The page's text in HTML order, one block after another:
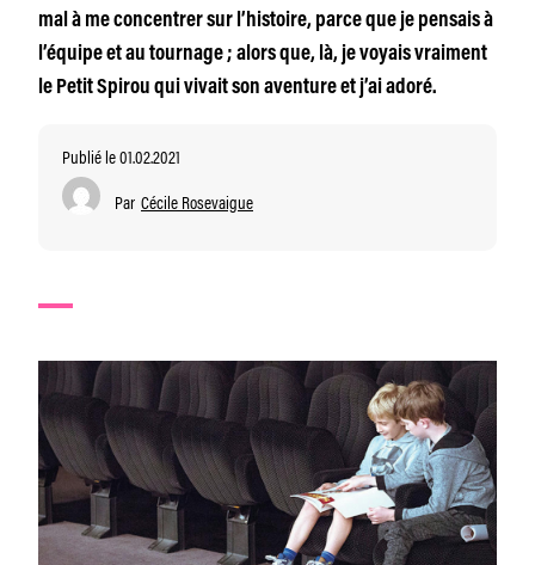
mal à me concentrer sur l’histoire, parce que je pensais à
l’équipe et au tournage ; alors que, là, je voyais vraiment
le Petit Spirou qui vivait son aventure et j’ai adoré.
Publié le 01.02.2021
Par Cécile Rosevaigue